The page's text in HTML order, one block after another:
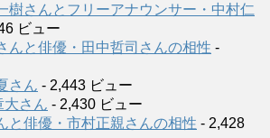
樹さんとフリーアナウンサー・中村仁
ビュー
んと俳優・田中哲司さんの相性 -
さん - 2,443 ビュー
大さん - 2,430 ビュー
と俳優・市村正親さんの相性 - 2,428